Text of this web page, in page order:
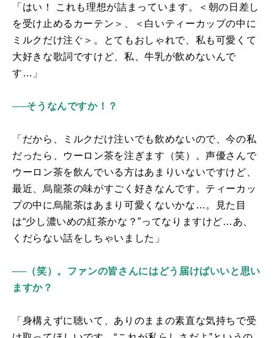
「はい！ これも理想が詰まっています。＜朝の日差し
を受け止めるカーテン＞、＜白いティーカップの中に
ミルクだけ注ぐ＞。とてもおしゃれで、私も可愛くて
大好きな歌詞ですけど、私、牛乳が飲めないんで
す…」
──そうなんですか！？
「だから、ミルクだけ注いでも飲めないので、今の私
だったら、ウーロン茶を注ぎます（笑）。声優さんで
ウーロン茶を飲んでいる方はあまりいないですけど、
最近、烏龍茶の味がすごく好きなんです。ティーカッ
プの中に烏龍茶はあまり可愛くないかな…。見た目
は“少し濃いめの紅茶かな？”ってなりますけど…あ、
くだらない話をしちゃいました」
──（笑）。 ファンの皆さんにはどう届けばいいと思い
ますか？
「身構えずに聴いて、ありのままの素直な気持ちで受